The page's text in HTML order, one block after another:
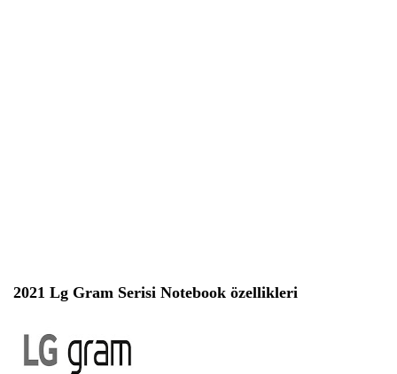
2021 Lg Gram Serisi Notebook özellikleri